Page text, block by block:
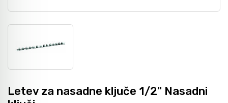
Letev za nasadne ključe 1/2" Nasadni
Kronske žage